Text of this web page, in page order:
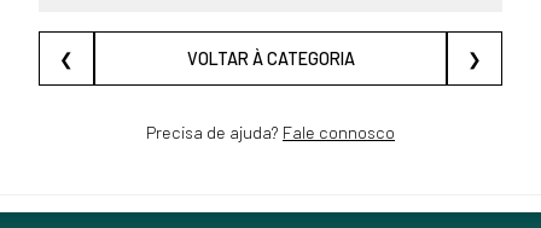
❮ VOLTAR À CATEGORIA ❯
Precisa de ajuda? Fale connosco